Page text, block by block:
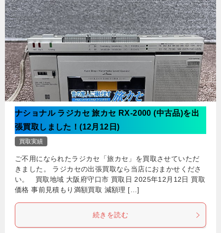
ナショナル ラジカセ 旅カセ RX-2000 (中古品)を出
張買取しました！(12月12日)
買取実績
ご不用になられたラジカセ「旅カセ」を買取させていただ
きました。 ラジカセの出張買取なら当店におまかせくださ
い。 買取地域 大阪府守口市 買取日 2025年12月12日 買取
価格 事前見積もり満額買取 減額理 […]
続きを読む